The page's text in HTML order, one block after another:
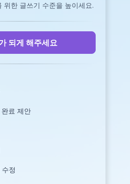
위한 글쓰기 수준을 높이세요.
되게 해주세요
료 제안
정